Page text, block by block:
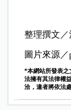
整理撰文
圖片來源／
*本網站所發表之
法擁有其法律權
洽，違者將依法